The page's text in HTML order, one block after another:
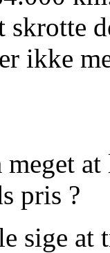
ikke
meget
pris ?
sige